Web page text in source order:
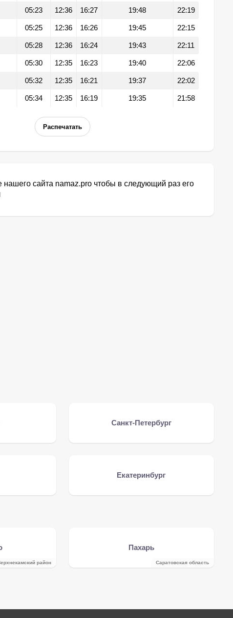
05:23 12:36 16:27 19:48 22:19
05:25 12:36 16:26 19:45 22:15
05:28 12:36 16:24 19:43 22:11
05:30 12:35 16:23 19:40 22:06
05:32 12:35 16:21 19:37 22:02
05:34 12:35 16:19 19:35 21:58
Распечатать
нашего сайта namaz.pro чтобы в следующий раз его
Санкт-Петербург
Екатеринбург
район
Пахарь
Саратовская область